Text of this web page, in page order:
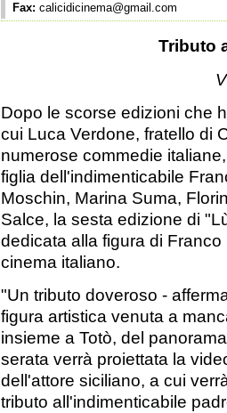
Fax: calicidicinema@gmail.com
Tributo
Dopo le scorse edizioni che
cui Luca Verdone, fratello di
numerose commedie
figlia dell'indimenticabile
Moschin, Marina Suma,
Salce, la sesta edizione di
dedicata alla figura di
cinema italiano.
"Un tributo doveroso -
figura artistica venuta a
insieme a Totò, del
serata verrà proiettata la
dell'attore siciliano, a cui
tributo all'indimenticabile